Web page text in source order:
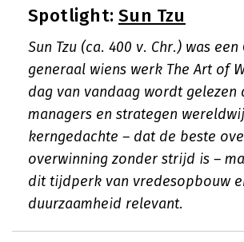
Spotlight: Sun Tzu
Sun Tzu (ca. 400 v. Chr.) was een
generaal wiens werk The Art of
dag van vandaag wordt
managers en strategen
kerngedachte – dat de beste
overwinning zonder strijd is –
dit tijdperk van vredesopbouw
duurzaamheid relevant.